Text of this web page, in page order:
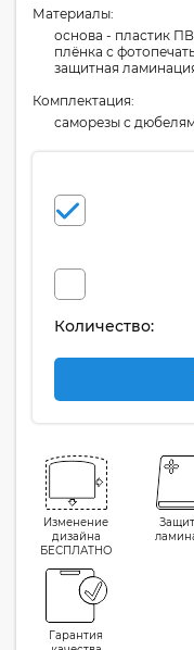
Материалы:
основа - пластик
плёнка с
защитная
Комплектация:
cаморезы с
Количество:
Изменение
дизайна
БЕСПЛАТНО
Гарантия